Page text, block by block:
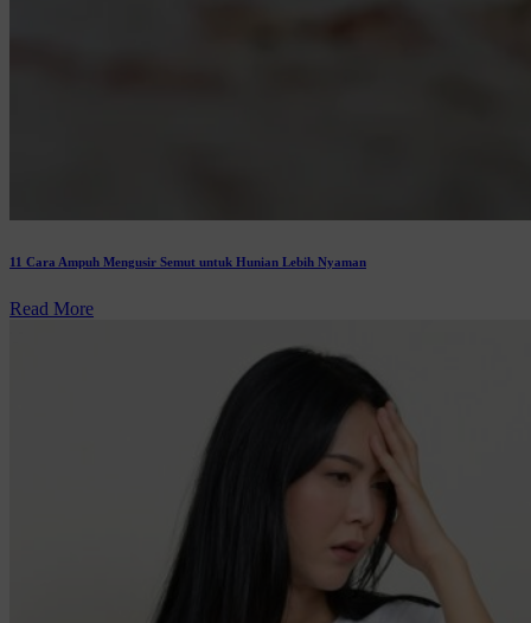
11 Cara Ampuh Mengusir Semut untuk Hunian Lebih Nyaman
Read More